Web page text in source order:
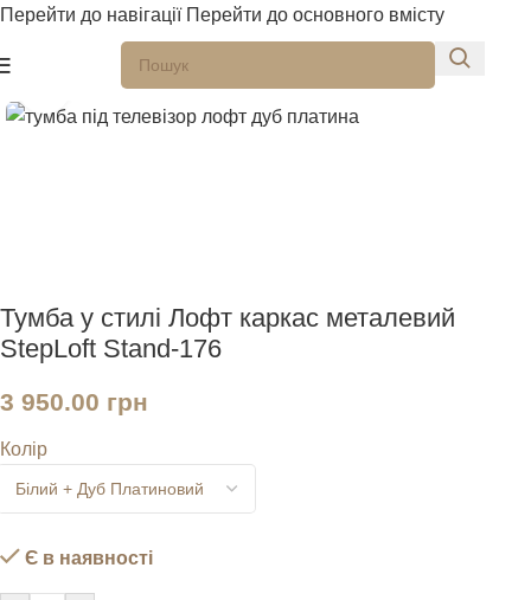
Перейти до навігації Перейти до основного вмісту
Натисніть, щоб збільшити
Тумба у стилі Лофт каркас металевий
StepLoft Stand-176
3 950.00 грн
Колір
Є в наявності